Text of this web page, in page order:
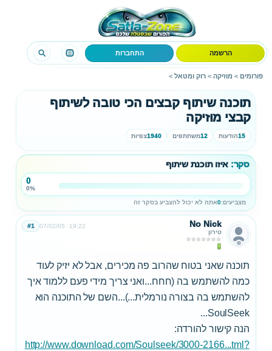
הרשמה התחברות
פורומים > מוזיקה > רוק ומטאל >
תוכנה שיתוף קבצים הכי טובה לשיתוף
קבצי מוזיקה
15הודעות 12משתתפים 1940צפיות
סקר: איזו תוכנת שיתוף
0
0%
מצביעים:0אתה לא יכול להצביע בסקר זה
No Nick
טירון
07/02/05 19:22
#1
תוכנה שאני בטוח שהרוב פה מכירים, אבל לא יזיק לעוד
כמה להשתמש בה (חחח...ואני צריך מידי פעם ללמוד איך
להשתמש בה בצורה נורמלית...)...השם של התוכנה הוא
SoulSeek...
הנה קישור להורדה:
http://www.download.com/Soulseek/3000-2166...tml?